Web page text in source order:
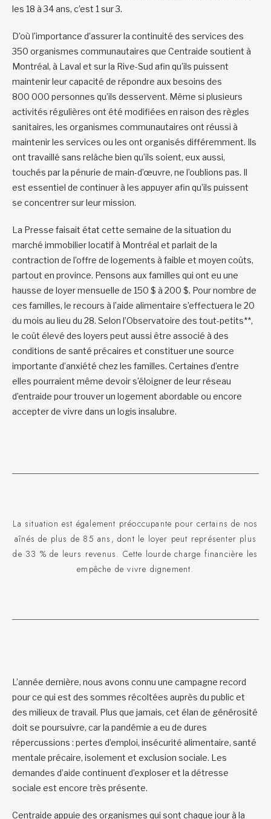
les 18 à 34 ans, c’est 1 sur 3.
D’où l’importance d’assurer la continuité des services des
350 organismes communautaires que Centraide soutient à
Montréal, à Laval et sur la Rive-Sud afin qu’ils puissent
maintenir leur capacité de répondre aux besoins des
800 000 personnes qu’ils desservent. Même si plusieurs
activités régulières ont été modifiées en raison des règles
sanitaires, les organismes communautaires ont réussi à
maintenir les services ou les ont organisés différemment. Ils
ont travaillé sans relâche bien qu’ils soient, eux aussi,
touchés par la pénurie de main-d’œuvre, ne l’oublions pas. Il
est essentiel de continuer à les appuyer afin qu’ils puissent
se concentrer sur leur mission.
La Presse faisait état cette semaine de la situation du
marché immobilier locatif à Montréal et parlait de la
contraction de l’offre de logements à faible et moyen coûts,
partout en province. Pensons aux familles qui ont eu une
hausse de loyer mensuelle de 150 $ à 200 $. Pour nombre de
ces familles, le recours à l’aide alimentaire s’effectuera le 20
du mois au lieu du 28. Selon l’Observatoire des tout-petits**,
le coût élevé des loyers peut aussi être associé à des
conditions de santé précaires et constituer une source
importante d’anxiété chez les familles. Certaines d’entre
elles pourraient même devoir s’éloigner de leur réseau
d’entraide pour trouver un logement abordable ou encore
accepter de vivre dans un logis insalubre.
La situation est également préoccupante pour certains de nos
aînés de plus de 85 ans, dont le loyer peut représenter plus
de 33 % de leurs revenus. Cette lourde charge financière les
empêche de vivre dignement.
L’année dernière, nous avons connu une campagne record
pour ce qui est des sommes récoltées auprès du public et
des milieux de travail. Plus que jamais, cet élan de générosité
doit se poursuivre, car la pandémie a eu de dures
répercussions : pertes d’emploi, insécurité alimentaire, santé
mentale précaire, isolement et exclusion sociale. Les
demandes d’aide continuent d’exploser et la détresse
sociale est encore très présente.
Centraide appuie des organismes qui sont chaque jour à la